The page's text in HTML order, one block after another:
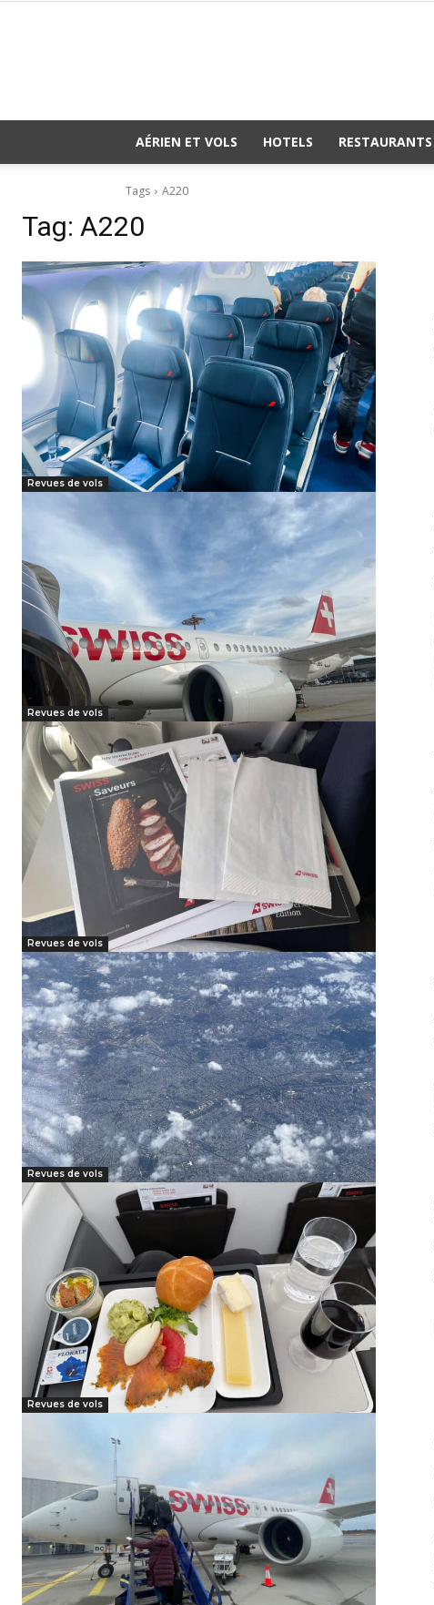
AÉRIEN ET VOLS HOTELS RESTAURANTS
Tags A220
Tag: A220
Revues de vols
Revues de vols
Revues de vols
Revues de vols
Revues de vols